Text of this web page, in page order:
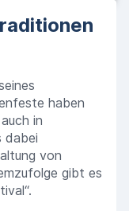
haben
in
dabei
von
gibt es